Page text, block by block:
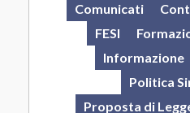
Comunicati
FESI
Informazione
Politica
Proposta di